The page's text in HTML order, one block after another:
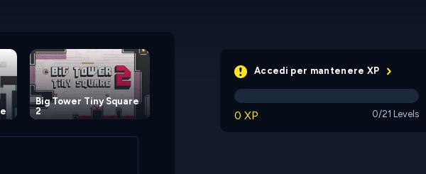
Big Tower Tiny Square
2
Accedi per mantenere XP
0 XP 0/21 Levels